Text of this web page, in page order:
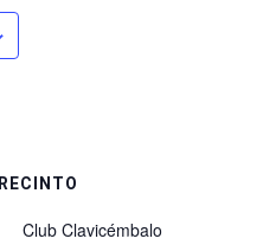
RECINTO
Club Clavicémbalo